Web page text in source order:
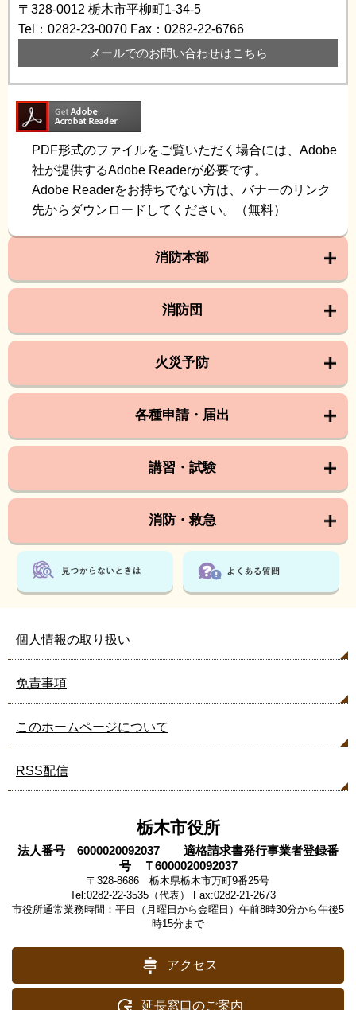
〒328-0012 栃木市平柳町1-34-5
Tel：0282-23-0070 Fax：0282-22-6766
メールでのお問い合わせはこちら
PDF形式のファイルをご覧いただく場合には、Adobe
社が提供するAdobe Readerが必要です。
Adobe Readerをお持ちでない方は、バナーのリンク
先からダウンロードしてください。（無料）
消防本部
消防団
火災予防
各種申請・届出
講習・試験
消防・救急
個人情報の取り扱い
免責事項
このホームページについて
RSS配信
栃木市役所
法人番号 6000020092037 適格請求書発行事業者登録番
号 Ｔ6000020092037
〒328-8686 栃木県栃木市万町9番25号
Tel:0282-22-3535（代表） Fax:0282-21-2673
市役所通常業務時間：平日（月曜日から金曜日）午前8時30分から午後5
時15分まで
アクセス
延長窓口のご案内